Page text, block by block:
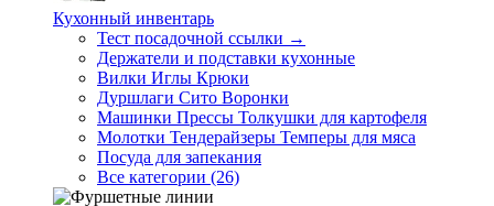
Кухонный инвентарь
Тест посадочной ссылки →
Держатели и подставки кухонные
Вилки Иглы Крюки
Дуршлаги Сито Воронки
Машинки Прессы Толкушки для картофеля
Молотки Тендерайзеры Темперы для мяса
Посуда для запекания
Все категории (26)